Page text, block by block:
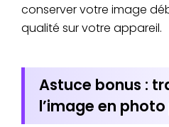
conserver votre image
qualité sur votre appareil.
Astuce bonus :
l’image en